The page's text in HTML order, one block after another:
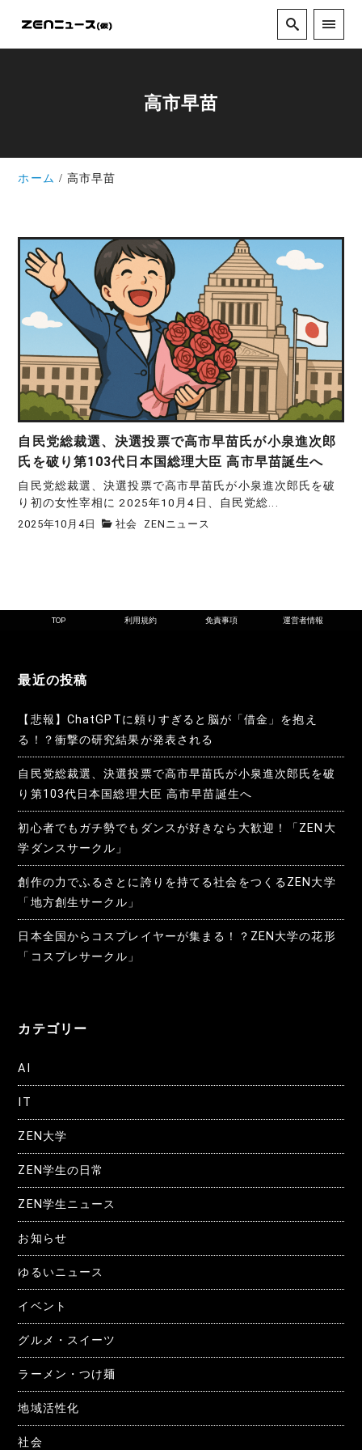
高市早苗
ホーム 高市早苗
自民党総裁選、決選投票で高市早苗氏が小泉進次郎
氏を破り第103代日本国総理大臣 高市早苗誕生へ
自民党総裁選、決選投票で高市早苗氏が小泉進次郎氏を破
り初の女性宰相に 2025年10月4日、自民党総...
2025年10月4日 社会 ZENニュース
TOP 利用規約 免責事項 運営者情報
最近の投稿
【悲報】ChatGPTに頼りすぎると脳が「借金」を抱え
る！？衝撃の研究結果が発表される
自民党総裁選、決選投票で高市早苗氏が小泉進次郎氏を破
り第103代日本国総理大臣 高市早苗誕生へ
初心者でもガチ勢でもダンスが好きなら大歓迎！「ZEN大
学ダンスサークル」
創作の力でふるさとに誇りを持てる社会をつくるZEN大学
「地方創生サークル」
日本全国からコスプレイヤーが集まる！？ZEN大学の花形
「コスプレサークル」
カテゴリー
AI
IT
ZEN大学
ZEN学生の日常
ZEN学生ニュース
お知らせ
ゆるいニュース
イベント
グルメ・スイーツ
ラーメン・つけ麺
地域活性化
社会